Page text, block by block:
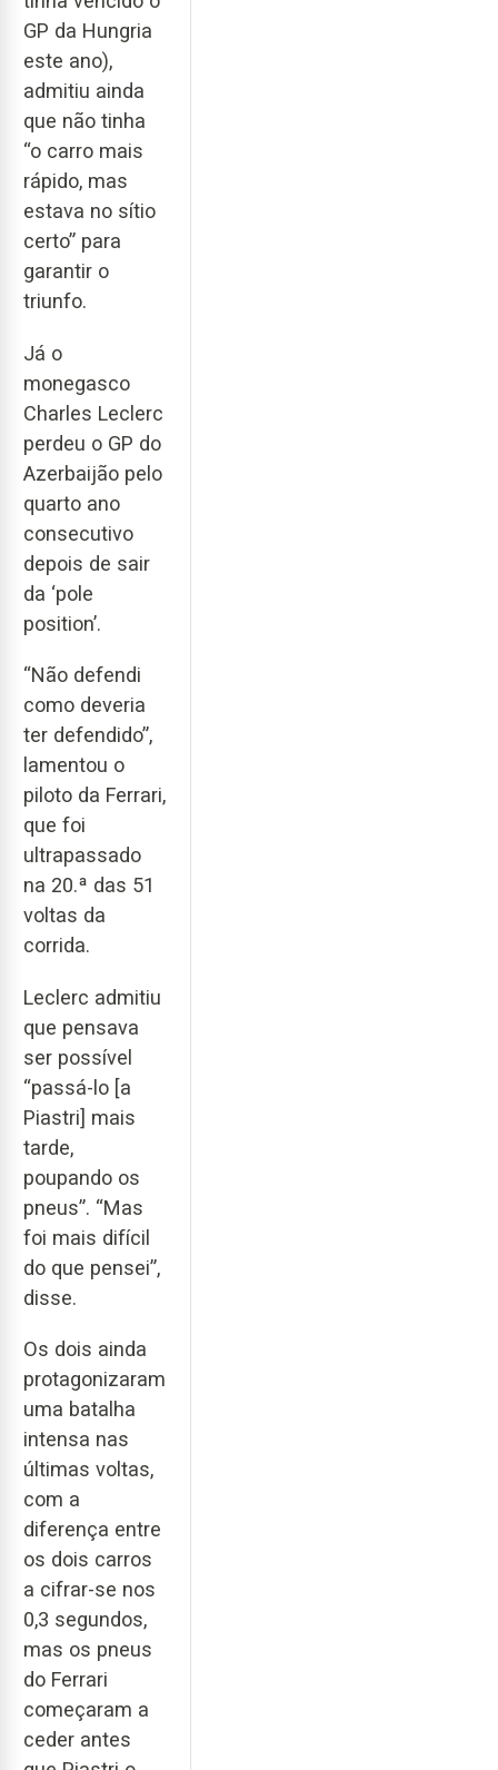
GP da Hungria
este ano),
admitiu ainda
que não tinha
“o carro mais
rápido, mas
estava no sítio
certo” para
garantir o
triunfo.
Já o
monegasco
Charles Leclerc
perdeu o GP do
Azerbaijão pelo
quarto ano
consecutivo
depois de sair
da ‘pole
position’.
“Não defendi
como deveria
ter defendido”,
lamentou o
piloto da Ferrari,
que foi
ultrapassado
na 20.ª das 51
voltas da
corrida.
Leclerc admitiu
que pensava
ser possível
“passá-lo [a
Piastri] mais
tarde,
poupando os
pneus”. “Mas
foi mais difícil
do que pensei”,
disse.
Os dois ainda
protagonizaram
uma batalha
intensa nas
últimas voltas,
com a
diferença entre
os dois carros
a cifrar-se nos
0,3 segundos,
mas os pneus
do Ferrari
começaram a
ceder antes